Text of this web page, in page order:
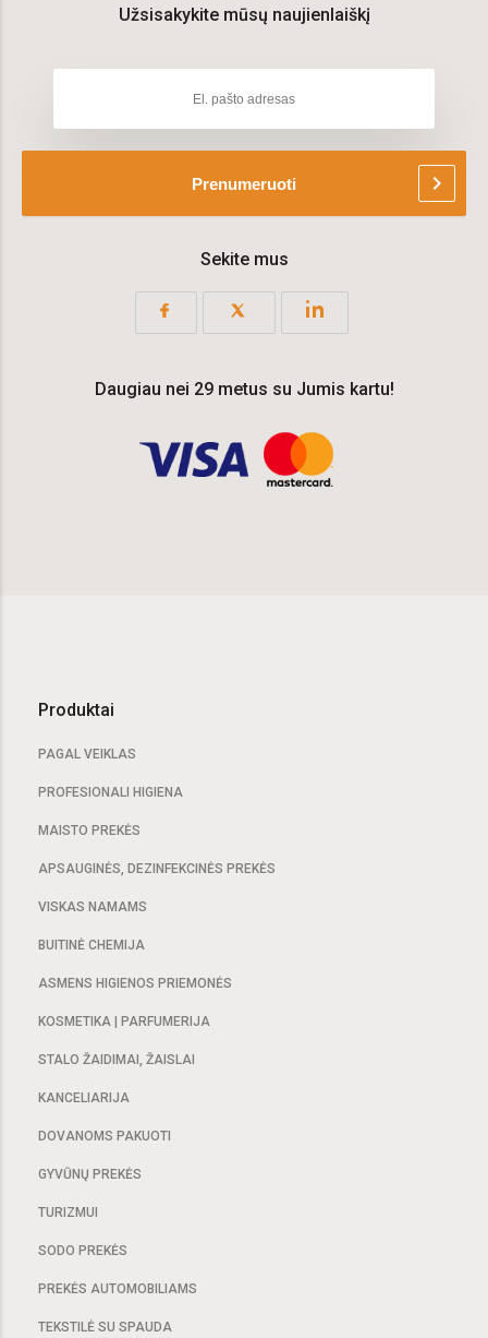
Užsisakykite mūsų naujienlaiškį
Prenumeruoti chevron_right
Sekite mus
Daugiau nei 29 metus su Jumis kartu!
Produktai
PAGAL VEIKLAS
PROFESIONALI HIGIENA
MAISTO PREKĖS
APSAUGINĖS, DEZINFEKCINĖS PREKĖS
VISKAS NAMAMS
BUITINĖ CHEMIJA
ASMENS HIGIENOS PRIEMONĖS
KOSMETIKA | PARFUMERIJA
STALO ŽAIDIMAI, ŽAISLAI
KANCELIARIJA
DOVANOMS PAKUOTI
GYVŪNŲ PREKĖS
TURIZMUI
SODO PREKĖS
PREKĖS AUTOMOBILIAMS
TEKSTILĖ SU SPAUDA